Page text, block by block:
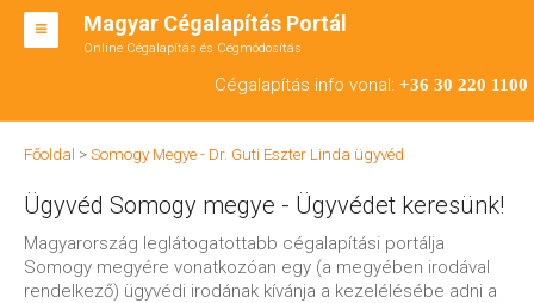
Magyar Cégalapítás Portál
Online Cégalapítás és Cégmódosítás
Cégalapítás info vonal: +36 30 220 1100
BT ALAPÍTÁS
CÉGMÓDOSÍTÁS
ÁTALAKULÁS
Főoldal > Somogy Megye - Dr. Guti Eszter Linda ügyvéd
Ügyvéd Somogy megye - Ügyvédet keresünk!
Magyarország leglátogatottabb cégalapítási portálja
Somogy megyére vonatkozóan egy (a megyében irodával
rendelkező) ügyvédi irodának kívánja a kezelélésébe adni a